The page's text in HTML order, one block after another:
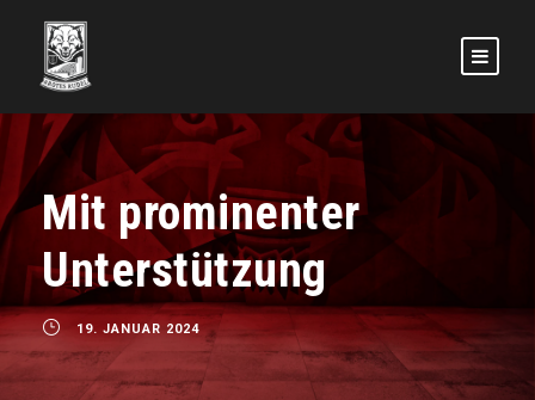
Mit prominenter
Unterstützung
19. JANUAR 2024